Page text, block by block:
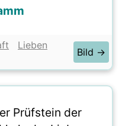
Lieben
Bild →
Prüfstein der